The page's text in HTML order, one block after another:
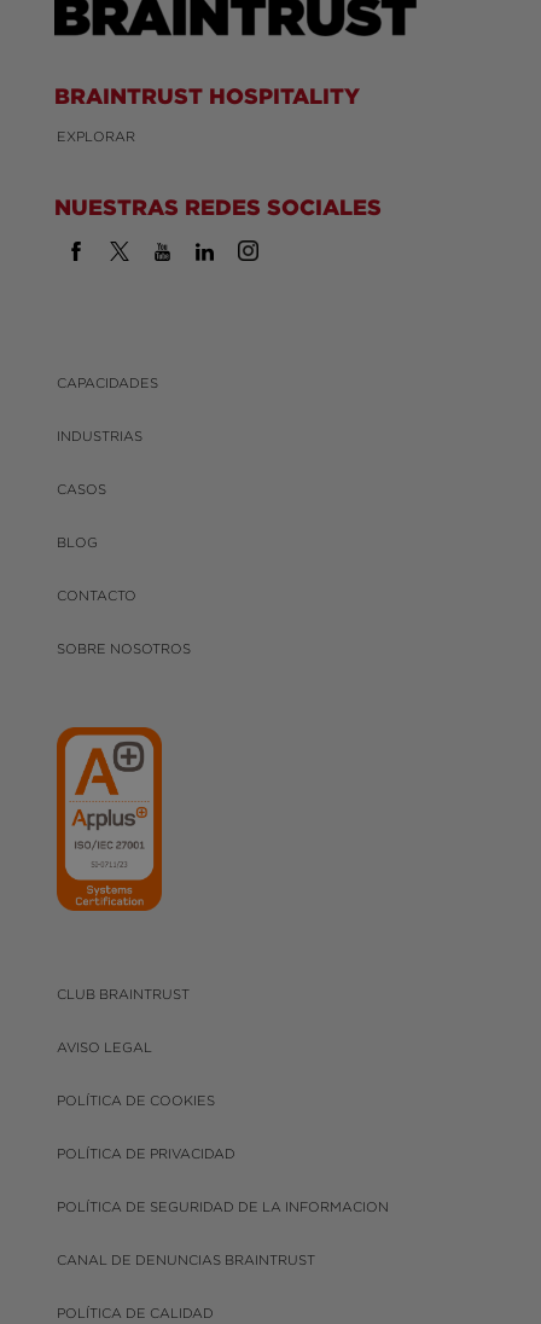
BRAINTRUST HOSPITALITY
EXPLORAR
NUESTRAS REDES SOCIALES
CAPACIDADES
INDUSTRIAS
CASOS
BLOG
CONTACTO
SOBRE NOSOTROS
CLUB BRAINTRUST
AVISO LEGAL
POLÍTICA DE COOKIES
POLÍTICA DE PRIVACIDAD
POLÍTICA DE SEGURIDAD DE LA INFORMACION
CANAL DE DENUNCIAS BRAINTRUST
POLÍTICA DE CALIDAD